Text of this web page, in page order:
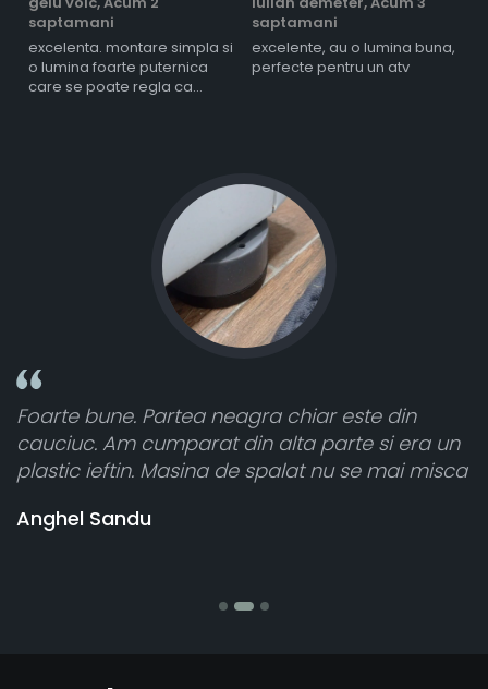
saptamani
excelenta. montare simpla si
o lumina foarte puternica
care se poate regla ca
saptamani
excelente, au o lumina buna,
perfecte pentru un atv
din
si era un
mai misca
Toate sunt foarte luminoase și
atât de bine în curtea din spate. A
cele 8 bucati dar una nu a funcționat,
banii pentru 1 bucata, Multumesc